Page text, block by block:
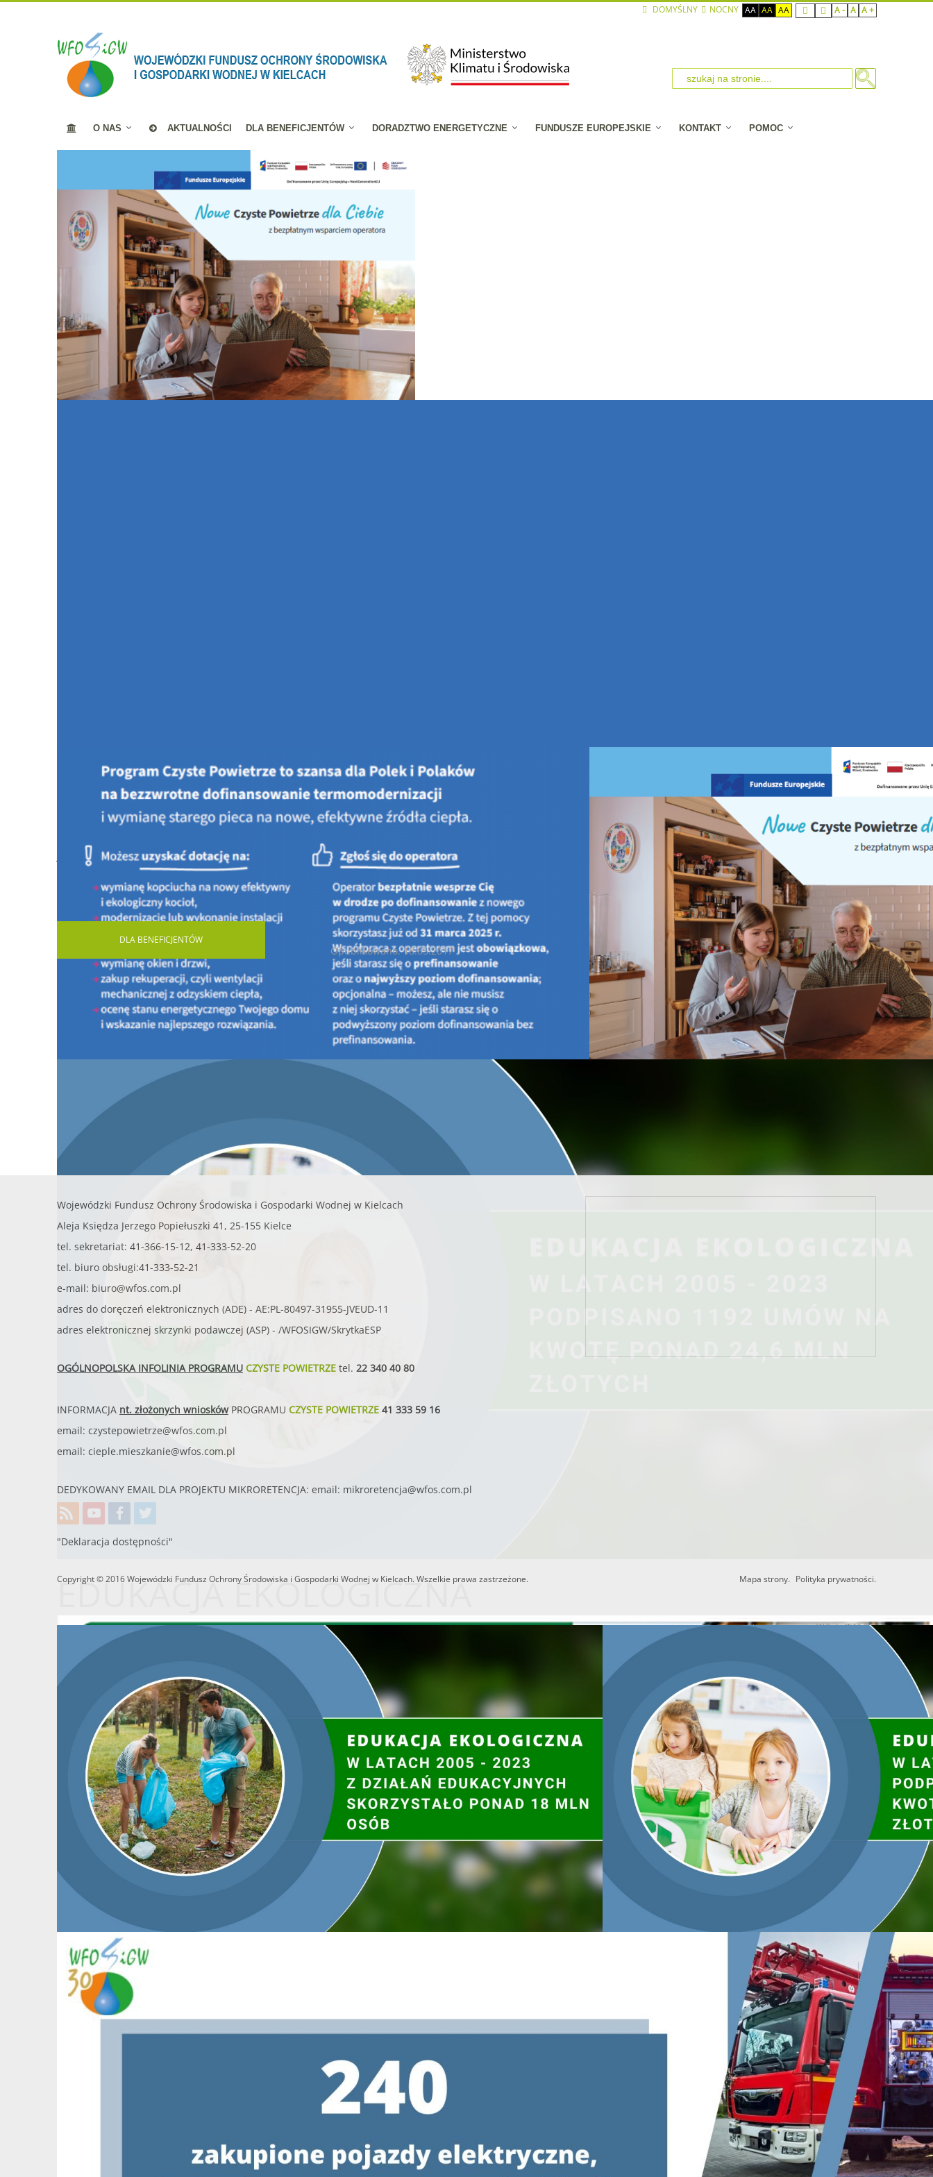
DOMYŚLNY NOCNY AA AA AA A - A A +
O NAS AKTUALNOŚCI DLA BENEFICJENTÓW DORADZTWO ENERGETYCZNE FUNDUSZE EUROPEJSKIE KONTAKT POMOC
EDUKACJA EKOLOGICZNA
Jesteś tutaj:STRONA GŁÓWNA
AKTUALNOŚCI
19 maja 2017 r. godz. 15:30 - zakończenie naboru wniosków w ramach programu dla osób fizycznych „Ograniczenie emisji zanieczyszczeń do powietrza poprzez modernizację
indywidualnych kotłowni... termomodernizację budynków” – Edycja II
19 maja 2017 r. godz. 15:30 - zakończenie naboru wniosków w ramach programu dla osób fizycznych „Ograniczenie emisji
zanieczyszczeń do powietrza poprzez modernizację indywidualnych kotłowni... termomodernizację budynków” – Edycja II
Opublikowano: 18.05.2017
Zarząd Wojewódzkiego Funduszu Ochrony Środowiska i Gospodarki Wodnej w Kielcach informuje, że na
posiedzeniu w dniu 18 maja 2017 r. podjął decyzję
o zakończeniu z dniem 19 maja 2017 r. o godz. 15:30 naboru
wnioskóww ramach programu dla osób fizycznych
„Ograniczenie emisji zanieczyszczeń do powietrza poprzez
modernizację indywidualnych kotłowni, zakup i montaż odnawialnych źródeł energii, termomodernizację
budynków” – Edycja II
ze środków Wojewódzkiego Funduszu Ochrony Środowiska i Gospodarki Wodnej w Kielcach,w
związku z wyczerpaniem alokacji środków na II edycję programu w wysokości 7.000.000,00 zł.
oryginał ogłoszenia.
DLABENEFICJENTÓW
PROGRAM CZYSTE POWIETRZE
INFORMACJE OGÓLNE O PROGRAMIE
PORTAL BENEFICJENTA
KONTAKT
LISTA URZĄDZEŃ GRZEWCZYCH
Nowy nabór Programu Czyste Powietrze - od 20 lipca
PROGRAM MOJA WODA
KONKURSY
AKTUALNOŚCI - Doradcy Energetyczni
Wojewódzki Fundusz Ochrony Środowiska i Gospodarki Wodnej w Kielcach
Aleja Księdza Jerzego Popiełuszki 41, 25-155 Kielce
tel. sekretariat: 41-366-15-12, 41-333-52-20
tel. biuro obsługi:41-333-52-21
e-mail: biuro@wfos.com.pl
adres do doręczeń elektronicznych (ADE) - AE:PL-80497-31955-JVEUD-11
adres elektronicznej skrzynki podawczej (ASP) - /WFOSIGW/SkrytkaESP
OGÓLNOPOLSKA INFOLINIA PROGRAMU CZYSTE POWIETRZE tel. 22 340 40 80
INFORMACJA nt. złożonych wnioskówPROGRAMU CZYSTE POWIETRZE 41 333 59 16
email: czystepowietrze@wfos.com.pl
email: cieple.mieszkanie@wfos.com.pl
DEDYKOWANY EMAIL DLA PROJEKTU MIKRORETENCJA: email: mikroretencja@wfos.com.pl
"Deklaracja dostępności"
Copyright © 2016 Wojewódzki Fundusz Ochrony Środowiska i Gospodarki Wodnej w Kielcach. Wszelkie prawa zastrzeżone. Mapa strony. Polityka prywatności.
Utworzono przez W.S.ds.ITM & P